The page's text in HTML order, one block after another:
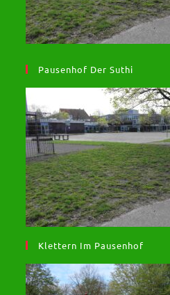
Pausenhof Der Suthi
Klettern Im Pausenhof